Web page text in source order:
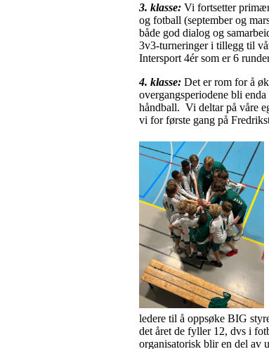
3. klasse: Vi fortsetter
og fotball (september og
både god dialog og
3v3-turneringer i tillegg til
Intersport 4ér som er 6
4. klasse: Det er rom for å
overgangsperiodene bli
håndball. Vi deltar på våre
vi for første gang på
ledere til å oppsøke BIG
det året de fyller 12, dvs i
organisatorisk blir en del av